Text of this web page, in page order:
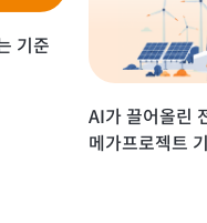
기준
AI가 끌어올린
메가프로젝트